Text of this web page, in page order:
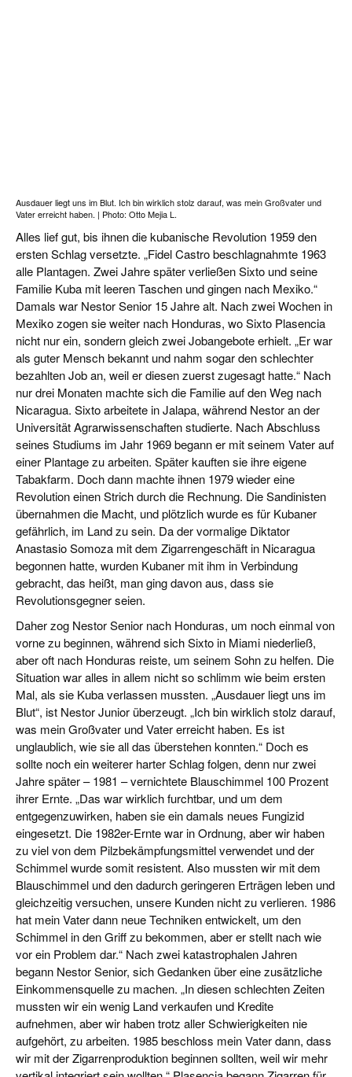
Ausdauer liegt uns im Blut. Ich bin wirklich stolz darauf, was mein Großvater und
Vater erreicht haben. | Photo: Otto Mejia L.
Alles lief gut, bis ihnen die kubanische Revolution 1959 den
ersten Schlag versetzte. „Fidel Castro beschlagnahmte 1963
alle Plantagen. Zwei Jahre später verließen Sixto und seine
Familie Kuba mit leeren Taschen und gingen nach Mexiko.“
Damals war Nestor Senior 15 Jahre alt. Nach zwei Wochen in
Mexiko zogen sie weiter nach Honduras, wo Sixto Plasencia
nicht nur ein, sondern gleich zwei Jobangebote erhielt. „Er war
als guter Mensch bekannt und nahm sogar den schlechter
bezahlten Job an, weil er diesen zuerst zugesagt hatte.“ Nach
nur drei Monaten machte sich die Familie auf den Weg nach
Nicaragua. Sixto arbeitete in Jalapa, während Nestor an der
Universität Agrarwissenschaften studierte. Nach Abschluss
seines Studiums im Jahr 1969 begann er mit seinem Vater auf
einer Plantage zu arbeiten. Später kauften sie ihre eigene
Tabakfarm. Doch dann machte ihnen 1979 wieder eine
Revolution einen Strich durch die Rechnung. Die Sandinisten
übernahmen die Macht, und plötzlich wurde es für Kubaner
gefährlich, im Land zu sein. Da der vormalige Diktator
Anastasio Somoza mit dem Zigarrengeschäft in Nicaragua
begonnen hatte, wurden Kubaner mit ihm in Verbindung
gebracht, das heißt, man ging davon aus, dass sie
Revolutionsgegner seien.
Daher zog Nestor Senior nach Honduras, um noch einmal von
vorne zu beginnen, während sich Sixto in Miami niederließ,
aber oft nach Honduras reiste, um seinem Sohn zu helfen. Die
Situation war alles in allem nicht so schlimm wie beim ersten
Mal, als sie Kuba verlassen mussten. „Ausdauer liegt uns im
Blut“, ist Nestor Junior überzeugt. „Ich bin wirklich stolz darauf,
was mein Großvater und Vater erreicht haben. Es ist
unglaublich, wie sie all das überstehen konnten.“ Doch es
sollte noch ein weiterer harter Schlag folgen, denn nur zwei
Jahre später – 1981 – vernichtete Blauschimmel 100 Prozent
ihrer Ernte. „Das war wirklich furchtbar, und um dem
entgegenzuwirken, haben sie ein damals neues Fungizid
eingesetzt. Die 1982er-Ernte war in Ordnung, aber wir haben
zu viel von dem Pilzbekämpfungsmittel verwendet und der
Schimmel wurde somit resistent. Also mussten wir mit dem
Blauschimmel und den dadurch geringeren Erträgen leben und
gleichzeitig versuchen, unsere Kunden nicht zu verlieren. 1986
hat mein Vater dann neue Techniken entwickelt, um den
Schimmel in den Griff zu bekommen, aber er stellt nach wie
vor ein Problem dar.“ Nach zwei katastrophalen Jahren
begann Nestor Senior, sich Gedanken über eine zusätzliche
Einkommensquelle zu machen. „In diesen schlechten Zeiten
mussten wir ein wenig Land verkaufen und Kredite
aufnehmen, aber wir haben trotz aller Schwierigkeiten nie
aufgehört, zu arbeiten. 1985 beschloss mein Vater dann, dass
wir mit der Zigarrenproduktion beginnen sollten, weil wir mehr